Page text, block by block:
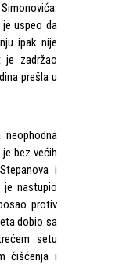
uspeo da
ipak nije
je zadržao
prešla u
bez većih
i
je nastupio
protiv
dobio sa
setu
čišćenja i